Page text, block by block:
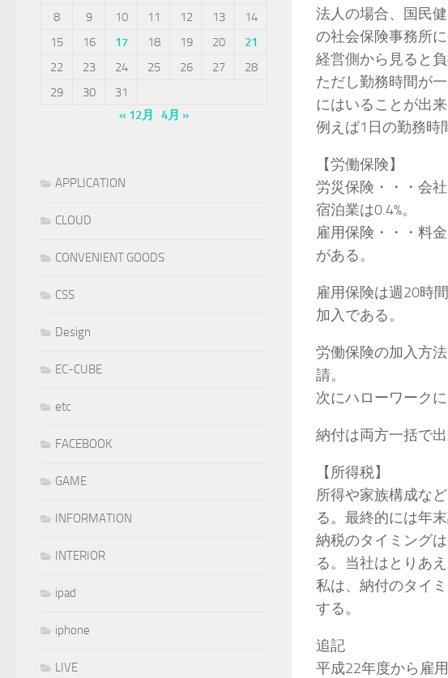
法人の場合、国民
の社会保険事務所
経営側から見ると
ただし勤務時間が
にはいることが出来
例えば1日の勤務時
【労働保険】
労災保険・・・会
宿泊業は0.4%。
雇用保険・・・料
がある。
雇用保険は週20時
加入である。
労働保険の加入方
請。
次にハローワーク
納付は両方一括で
【所得税】
所得や家族構成な
る。最終的には年末
納税のタイミング
る。当社はとりあ
私は、納付のタイ
する。
追記
平成22年度から雇
8
9 10 11 12 13
14
15
16 17 18 19 20
21
22
23 24 25 26 27
28
29
30
31
« 12月
4月 »
APPLICATION
CLOUD
CONVENIENT GOODS
CSS
Design
EC-CUBE
etc
FACEBOOK
GAME
INFORMATION
INTERIOR
ipad
iphone
LIVE